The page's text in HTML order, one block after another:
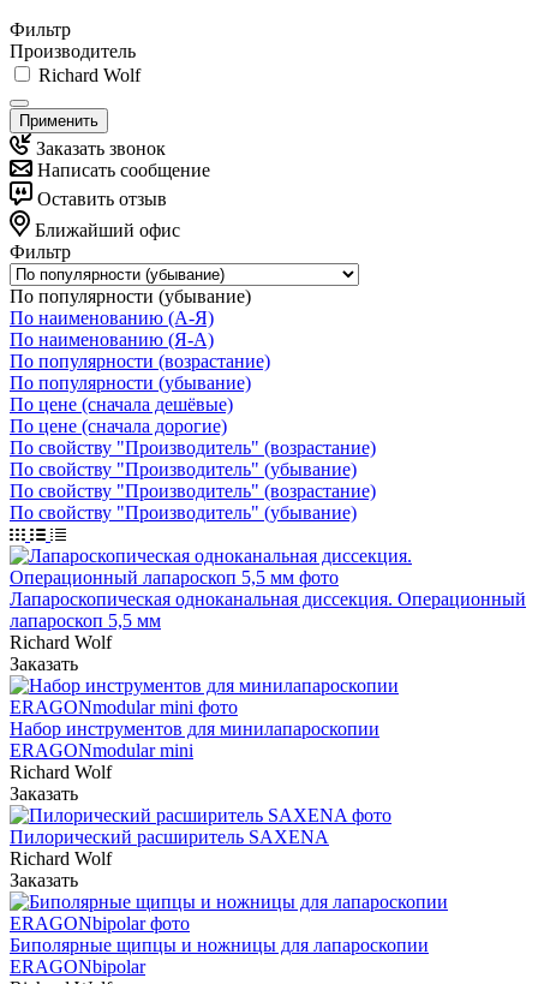
Фильтр
Производитель
Richard Wolf
Применить
Заказать звонок
Написать сообщение
Оставить отзыв
Ближайший офис
Фильтр
По популярности (убывание)
По наименованию (А-Я)
По наименованию (Я-А)
По популярности (возрастание)
По популярности (убывание)
По цене (сначала дешёвые)
По цене (сначала дорогие)
По свойству "Производитель" (возрастание)
По свойству "Производитель" (убывание)
По свойству "Производитель" (возрастание)
По свойству "Производитель" (убывание)
Лапароскопическая одноканальная диссекция. Операционный
лапароскоп 5,5 мм
Richard Wolf
Заказать
Набор инструментов для минилапароскопии
ERAGONmodular mini
Richard Wolf
Заказать
Пилорический расширитель SAXENA
Richard Wolf
Заказать
Биполярные щипцы и ножницы для лапароскопии
ERAGONbipolar